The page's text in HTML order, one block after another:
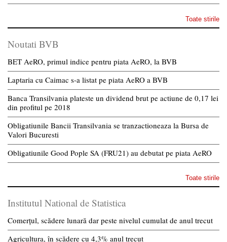
Toate stirile
Noutati BVB
BET AeRO, primul indice pentru piata AeRO, la BVB
Laptaria cu Caimac s-a listat pe piata AeRO a BVB
Banca Transilvania plateste un dividend brut pe actiune de 0,17 lei
din profitul pe 2018
Obligatiunile Bancii Transilvania se tranzactioneaza la Bursa de
Valori Bucuresti
Obligatiunile Good Pople SA (FRU21) au debutat pe piata AeRO
Toate stirile
Institutul National de Statistica
Comerțul, scădere lunară dar peste nivelul cumulat de anul trecut
Agricultura, în scădere cu 4,3% anul trecut